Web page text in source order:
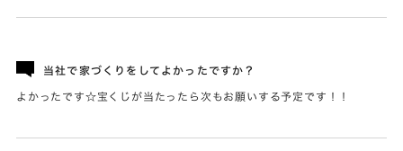
当社で家づくりをしてよかったですか？
よかったです☆宝くじが当たったら次もお願いする予定です！！